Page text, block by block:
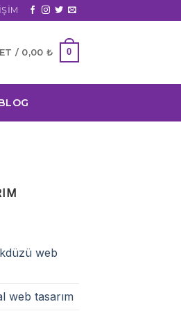
/ 0,00 ₺ 0
web
web tasarım